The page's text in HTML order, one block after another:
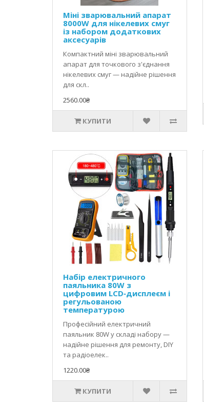
Міні зварювальний апарат
8000W для нікелевих смуг
із набором додаткових
аксесуарів
Компактний міні зварювальний
апарат для точкового з'єднання
нікелевих смуг — надійне рішення
для скл..
2560.00₴
КУПИТИ
Набір електричного
паяльника 80W з
цифровим LCD‑дисплеєм і
регульованою
температурою
Професійний електричний
паяльник 80W у складі набору —
надійне рішення для ремонту, DIY
та радіоелек..
1220.00₴
КУПИТИ